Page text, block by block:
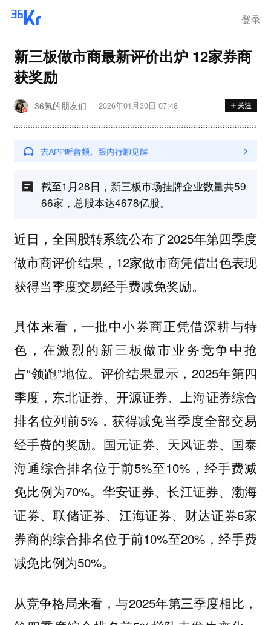
登录
新三板做市商最新评价出炉 12家券商
获奖励
36氪的朋友们 2026年01月30日 07:48
截至1月28日，新三板市场挂牌企业数量共59
66家，总股本达4678亿股。
近日，全国股转系统公布了2025年第四季度
做市商评价结果，12家做市商凭借出色表现
获得当季度交易经手费减免奖励。
具体来看，一批中小券商正凭借深耕与特
色，在激烈的新三板做市业务竞争中抢
占“领跑”地位。评价结果显示，2025年第四
季度，东北证券、开源证券、上海证券综合
排名位列前5%，获得减免当季度全部交易
经手费的奖励。国元证券、天风证券、国泰
海通综合排名位于前5%至10%，经手费减
免比例为70%。华安证券、长江证券、渤海
证券、联储证券、江海证券、财达证券6家
券商的综合排名位于前10%至20%，经手费
减免比例为50%。
从竞争格局来看，与2025年第三季度相比，